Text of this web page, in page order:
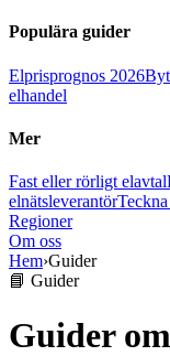
Populära guider
Elprisprognos 2026
elhandel
Mer
Fast eller rörligt elavtal
elnätsleverantör
Regioner
Om oss
Hem›Guider
📘 Guider
Guider